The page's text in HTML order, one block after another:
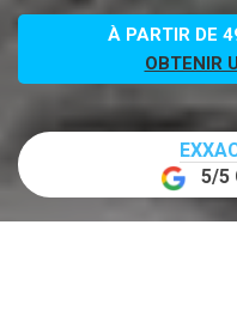
À PARTIR DE
OBTENIR
5/5